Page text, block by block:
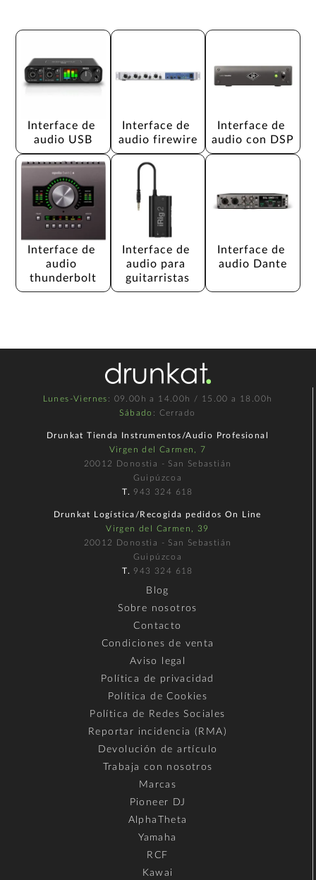
Interface de
audio USB
Interface de
audio firewire
Interface de
audio con DSP
Interface de
audio
thunderbolt
Interface de
audio para
guitarristas
Interface de
audio Dante
Lunes-Viernes : 09.00h a 14.00h / 15.00 a 18.00h
Sábado : Cerrado
Drunkat Tienda Instrumentos/Audio Profesional
Virgen del Carmen, 7
20012 Donostia - San Sebastián
Guipúzcoa
T. 943 324 618
Drunkat Logística/Recogida pedidos On Line
Virgen del Carmen, 39
20012 Donostia - San Sebastián
Guipúzcoa
T. 943 324 618
Blog
Sobre nosotros
Contacto
Condiciones de venta
Aviso legal
Política de privacidad
Política de Cookies
Política de Redes Sociales
Reportar incidencia (RMA)
Devolución de artículo
Trabaja con nosotros
Marcas
Pioneer DJ
AlphaTheta
Yamaha
RCF
Kawai